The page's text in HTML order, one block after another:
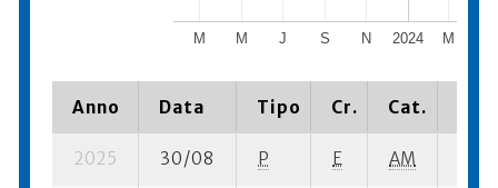
2024
M M J S N M
Anno Data Tipo Cr. Cat.
2025 30/08 P E AM